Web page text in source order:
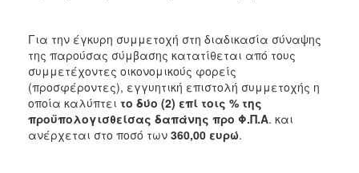
Για την έγκυρη συμμετοχή στη διαδικασία σύναψης
της παρούσας σύμβασης κατατίθεται από τους
συμμετέχοντες οικονομικούς φορείς
(προσφέροντες), εγγυητική επιστολή συμμετοχής η
οποία καλύπτει το δύο (2) επί τοις % της
προϋπολογισθείσας δαπάνης προ Φ.Π.Α. και
ανέρχεται στο ποσό των 360,00 ευρώ.